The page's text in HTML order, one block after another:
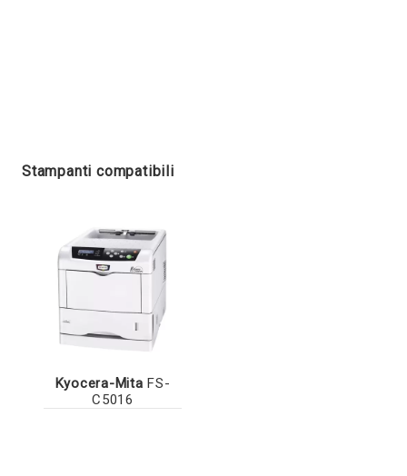
Stampanti compatibili
Kyocera-Mita FS-
C5016